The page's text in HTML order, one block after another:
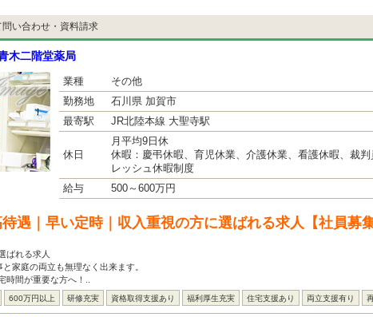
い合わせ・資料請求
木二階堂薬局
業種
その他
勤務地
石川県 加賀市
最寄駅
JR北陸本線 大聖寺駅
休日
月平均9日休
休暇：慶弔休暇、育児休業、介護休業、看護休暇、裁
レッシュ休暇制度
給与
500～600万円
遇｜早い定時｜収入重視の方に選ばれる求人【社員募集
ばれる求人
家庭の両立も無理なく出来ます。
時間が重要な方へ！..
600万円以上 研修充実 資格取得支援あり 福利厚生充実 住宅支援あり 両立支援有り